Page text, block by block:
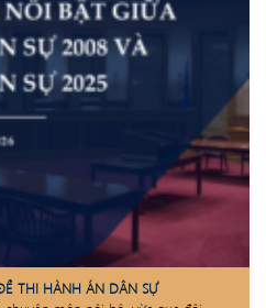
THI HÀNH ÁN DÂN SỰ